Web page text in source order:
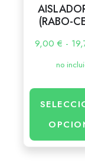
(RABO-
9,00 € -
no